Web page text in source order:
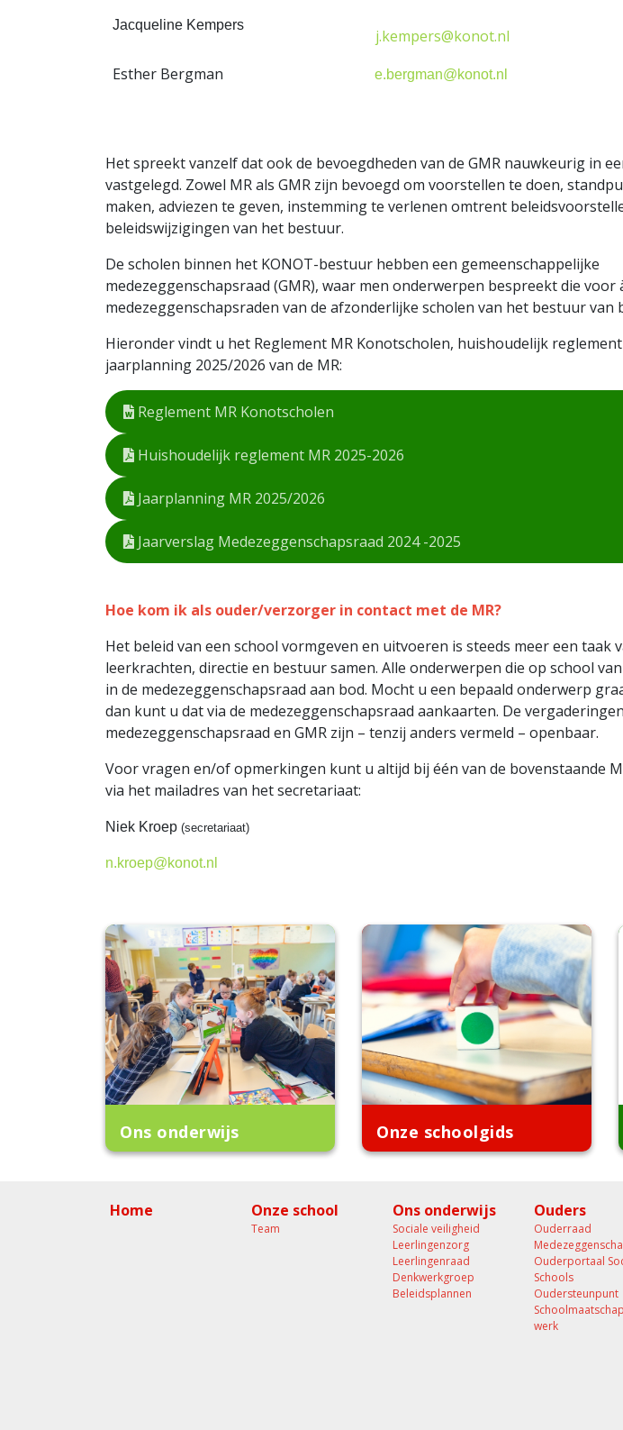
Jacqueline Kempers
j.kempers@konot.nl
Esther Bergman
e.bergman@konot.nl
Het spreekt vanzelf dat ook de bevoegdheden van de GMR nauwkeurig in
vastgelegd. Zowel MR als GMR zijn bevoegd om voorstellen te doen,
maken, adviezen te geven, instemming te verlenen omtrent
beleidswijzigingen van het bestuur.
De scholen binnen het KONOT-bestuur hebben een gemeenschappelijke
medezeggenschapsraad (GMR), waar men onderwerpen bespreekt die voor
medezeggenschapsraden van de afzonderlijke scholen van het bestuur van
Hieronder vindt u het Reglement MR Konotscholen, huishoudelijk reglement
jaarplanning 2025/2026 van de MR:
Reglement MR Konotscholen
Huishoudelijk reglement MR 2025-2026
Jaarplanning MR 2025/2026
Jaarverslag Medezeggenschapsraad 2024 -2025
Hoe kom ik als ouder/verzorger in contact met de MR?
Het beleid van een school vormgeven en uitvoeren is steeds meer een taak
leerkrachten, directie en bestuur samen. Alle onderwerpen die op school
in de medezeggenschapsraad aan bod. Mocht u een bepaald onderwerp
dan kunt u dat via de medezeggenschapsraad aankaarten. De
medezeggenschapsraad en GMR zijn – tenzij anders vermeld – openbaar.
Voor vragen en/of opmerkingen kunt u altijd bij één van de bovenstaande
via het mailadres van het secretariaat:
Niek Kroep (secretariaat)
n.kroep@konot.nl
Ons onderwijs Onze schoolgids
Home Onze school
Team
Ons onderwijs
Sociale veiligheid
Leerlingenzorg
Leerlingenraad
Denkwerkgroep
Beleidsplannen
Ouders
Ouderraad
Ouderportaal
Schools
Oudersteunpunt
werk